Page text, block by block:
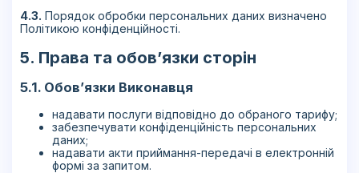
4.3. Порядок обробки персональних даних визначено
Політикою конфіденційності.
5. Права та обов’язки сторін
5.1. Обов’язки Виконавця
надавати послуги відповідно до обраного тарифу;
забезпечувати конфіденційність персональних
даних;
надавати акти приймання-передачі в електронній
формі за запитом.